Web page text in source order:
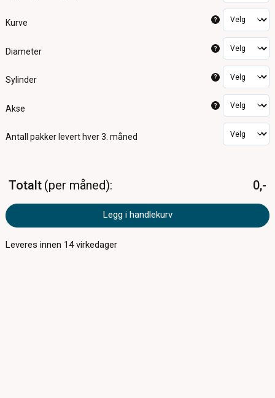
Kurve ?
Diameter ?
Sylinder ?
Akse ?
Antall pakker levert hver 3. måned
Totalt per måned 0,-
Legg i handlekurv
Leveres innen 14virkedager